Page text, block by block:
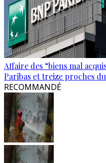
Affaire des “biens mal
Paribas et treize proches
RECOMMANDÉ